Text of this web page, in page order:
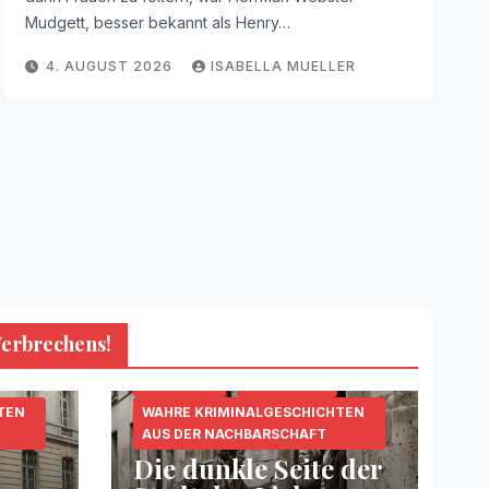
Mudgett, besser bekannt als Henry…
4. AUGUST 2026 ISABELLA MUELLER
WAHRE KRIMINALGESCHICHTEN
AUS DER NACHBARSCHAFT
Die dunkle Seite der